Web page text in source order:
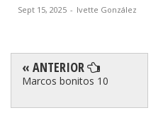
Sept 16, 2025
« ANTERIOR
Marcos bonitos 10